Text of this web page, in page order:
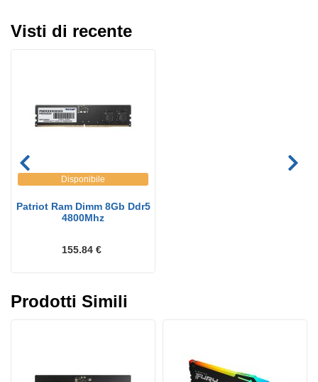
Visti di recente
Disponibile
Patriot Ram Dimm 8Gb Ddr5
4800Mhz
155.84 €
Prodotti Simili